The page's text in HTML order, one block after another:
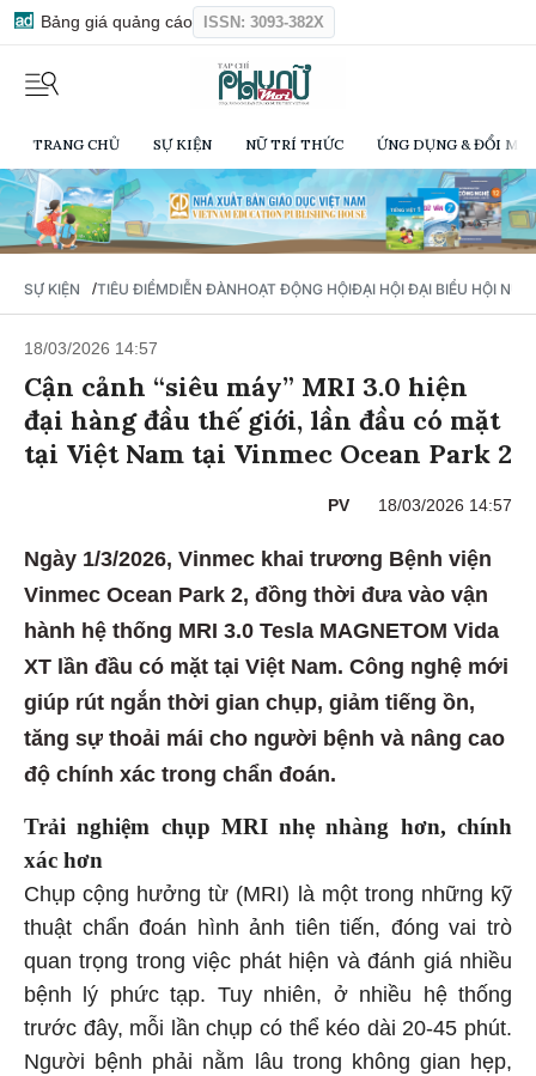
Bảng giá quảng cáo ISSN: 3093-382X
TRANG CHỦ SỰ KIỆN NỮ TRÍ THỨC ỨNG DỤNG & ĐỔI
SỰ KIỆN /TIÊU ĐIỂMDIỄN ĐÀNHOẠT ĐỘNG HỘIĐẠI HỘI ĐẠI BIỂU HỘI NỮ
18/03/2026 14:57
Cận cảnh “siêu máy” MRI 3.0 hiện
đại hàng đầu thế giới, lần đầu có mặt
tại Việt Nam tại Vinmec Ocean Park 2
PV 18/03/2026 14:57
Ngày 1/3/2026, Vinmec khai trương Bệnh viện
Vinmec Ocean Park 2, đồng thời đưa vào vận
hành hệ thống MRI 3.0 Tesla MAGNETOM Vida
XT lần đầu có mặt tại Việt Nam. Công nghệ mới
giúp rút ngắn thời gian chụp, giảm tiếng ồn,
tăng sự thoải mái cho người bệnh và nâng cao
độ chính xác trong chẩn đoán.
Trải nghiệm chụp MRI nhẹ nhàng hơn, chính
xác hơn
Chụp cộng hưởng từ (MRI) là một trong những kỹ
thuật chẩn đoán hình ảnh tiên tiến, đóng vai trò
quan trọng trong việc phát hiện và đánh giá nhiều
bệnh lý phức tạp. Tuy nhiên, ở nhiều hệ thống
trước đây, mỗi lần chụp có thể kéo dài 20-45 phút.
Người bệnh phải nằm lâu trong không gian hẹp,